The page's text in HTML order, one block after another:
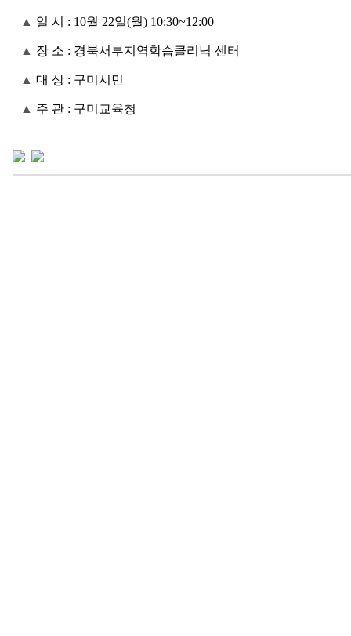
▲ 일 시 : 10월 22일(월) 10:30~12:00
▲ 장 소 : 경북서부지역학습클리닉 센터
▲ 대 상 : 구미시민
▲ 주 관 : 구미교육청